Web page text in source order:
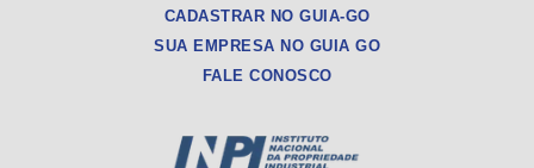
CADASTRAR NO GUIA-GO
SUA EMPRESA NO GUIA GO
FALE CONOSCO